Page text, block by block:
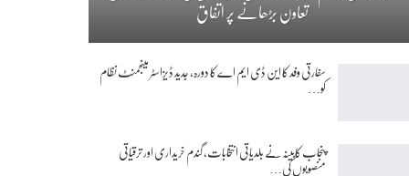
تعاون بڑھانے پر اتفاق
سفارتی وفد کا این ڈی ایم اے کا دورہ، جدید ڈیزاسٹر مینجمنٹ نظام
کو…
پنجاب کابینہ نے بلدیاتی انتخابات، گندم خریداری اور ترقیاتی
منصوبوں کی…